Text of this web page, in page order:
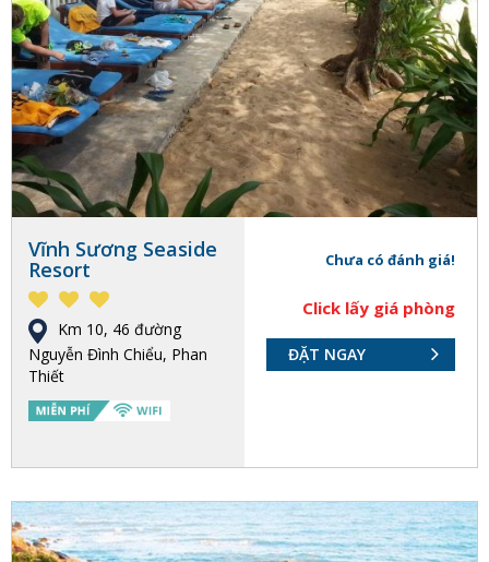
Vĩnh Sương Seaside
Resort
Km 10, 46 đường
Nguyễn Đình Chiểu, Phan
Thiết
Chưa có đánh giá!
Click lấy giá phòng
ĐẶT NGAY